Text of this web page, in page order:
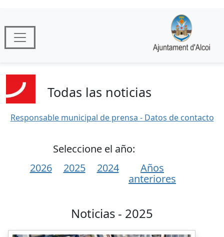
Todas las noticias
Responsable municipal de prensa - Datos de contacto
Seleccione el año:
2026
2025 2024
Años
anteriores
Noticias - 2025